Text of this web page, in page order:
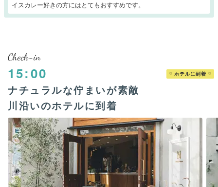
イスカレー好きの方にはとてもおすすめです。
Check-in
15:00 ホテルに到着
ナチュラルな佇まいが素敵
川沿いのホテルに到着